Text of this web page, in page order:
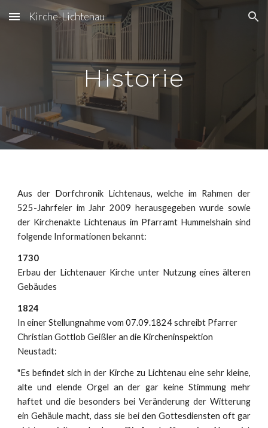
Skip to main content Skip to navigation
Kirche-Lichtenau
Historie
Aus der Dorfchronik Lichtenaus, welche im Rahmen der
525-Jahrfeier im Jahr 2009 herausgegeben wurde sowie
der Kirchenakte Lichtenaus im Pfarramt Hummelshain sind
folgende Informationen bekannt:
1730
Erbau der Lichtenauer Kirche unter Nutzung eines älteren
Gebäudes
1824
In einer Stellungnahme vom 07.09.1824 schreibt Pfarrer
Christian Gottlob Geißler an die Kircheninspektion
Neustadt:
"Es befindet sich in der Kirche zu Lichtenau eine sehr kleine,
alte und elende Orgel an der gar keine Stimmung mehr
haftet und die besonders bei Veränderung der Witterung
ein Gehäule macht, dass sie bei den Gottesdiensten oft gar